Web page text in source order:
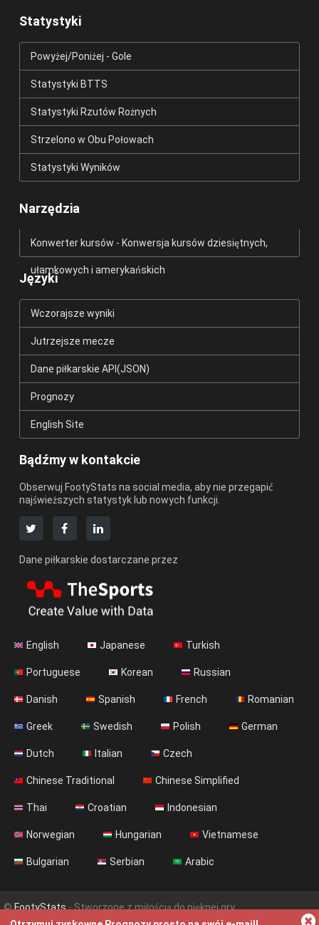
Statystyki
Powyżej/Poniżej - Gole
Statystyki BTTS
Statystyki Rzutów Rożnych
Strzelono w Obu Połowach
Statystyki Wyników
Narzędzia
Konwerter kursów - Konwersja kursów dziesiętnych,
ułamkowych i amerykańskich
Języki
Wczorajsze wyniki
Jutrzejsze mecze
Dane piłkarskie API(JSON)
Prognozy
English Site
Bądźmy w kontakcie
Obserwuj FootyStats na social media, aby nie przegapić
najświeższych statystyk lub nowych funkcji.
Dane piłkarskie dostarczane przez
English Japanese Turkish
Portuguese Korean Russian
Danish Spanish French Romanian
Greek Swedish Polish German
Dutch Italian Czech
Chinese Traditional Chinese Simplified
Thai Croatian Indonesian
Norwegian Hungarian Vietnamese
Bulgarian Serbian Arabic
©FootyStats- Stworzone z miłością do pięknej gry